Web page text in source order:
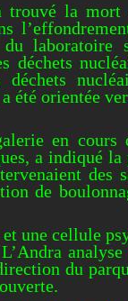
trouvé la mort
laboratoire
déchets
déchets
été orientée
en cours
a indiqué la
des
de
une cellule
du